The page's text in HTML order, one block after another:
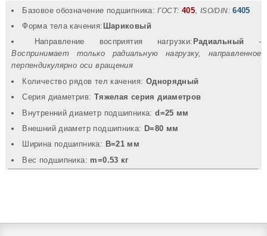
Базовое обозначение подшипника: ГОСТ: 405 ISO/DIN: 6405
Форма тела качения: Шариковый
Направление восприятия нагрузки: Радиальный
-
Воспринимает только радиальную нагрузку, направленное
перпендикулярно оси вращения
Количество рядов тел качения: Однорядный
Серия диаметрив: Тяжелая серия диаметров
Внутренний диаметр подшипника:d=25 мм
Внешний диаметр подшипника: D=80 мм
Ширина подшипника: B=21 мм
Вec подшипника: m=0.53 кг